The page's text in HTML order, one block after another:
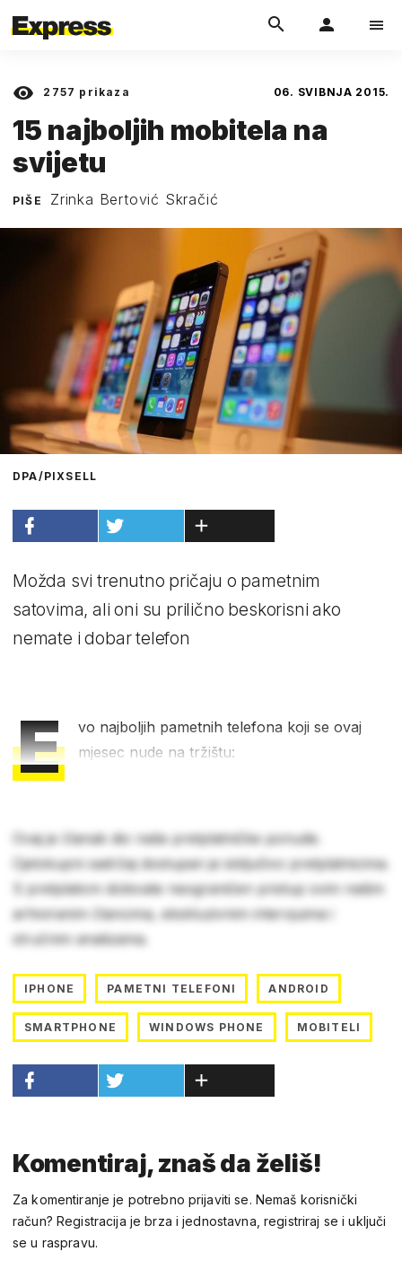
2757 prikaza 06. SVIBNJA 2015.
15 najboljih mobitela na
svijetu
PIŠE Zrinka Bertović Skračić
DPA/PIXSELL
Možda svi trenutno pričaju o pametnim
satovima, ali oni su prilično beskorisni ako
nemate i dobar telefon
E
vo najboljih pametnih telefona koji se ovaj
mjesec nude na tržištu:
Ovaj je članak dio naše pretplatničke ponude.
Cjelokupni sadržaj dostupan je isključivo pretplatnicima.
S pretplatom dobivate neograničen pristup svim našim
arhiviranim člancima, ekskluzivnim intervjuima i
stručnim analizama.
IPHONE PAMETNI TELEFONI ANDROID
SMARTPHONE WINDOWS PHONE MOBITELI
Komentiraj, znaš da želiš!
Za komentiranje je potrebno prijaviti se. Nemaš korisnički
račun? Registracija je brza i jednostavna, registriraj se i uključi
se u raspravu.